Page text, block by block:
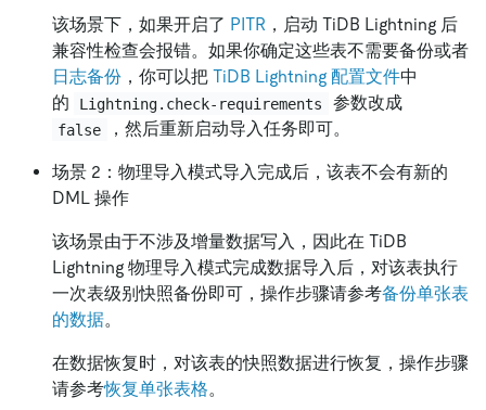
该场景下，如果开启了 PITR ，启动 TiDB Lightning 后
兼容性检查会报错。如果你确定这些表不需要备份或者
日志备份 ，你可以把 TiDB Lightning 配置文件中
的
Lightning.check-requirements 参数改成
false ，然后重新启动导入任务即可。
场景 2：物理导入模式导入完成后，该表不会有新的
DML 操作
该场景由于不涉及增量数据写入，因此在 TiDB
Lightning 物理导入模式完成数据导入后，对该表执行
一次表级别快照备份即可，操作步骤请参考备份单张表
的数据。
在数据恢复时，对该表的快照数据进行恢复，操作步骤
请参考恢复单张表格。